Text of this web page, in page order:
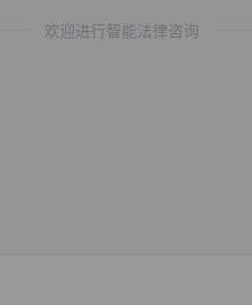
欢迎进行智能法律咨询